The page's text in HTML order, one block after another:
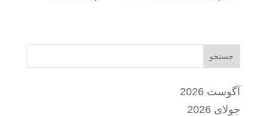
جستجو
آگوست 2026
جولای 2026